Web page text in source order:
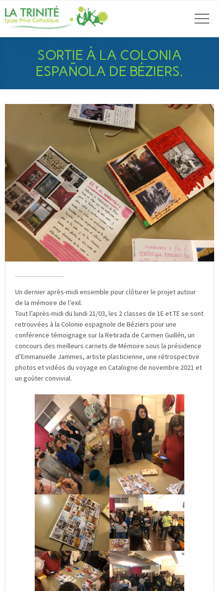
SORTIE À LA COLONIA
ESPAÑOLA DE BÉZIERS.
Un dernier après-midi ensemble pour clôturer le projet autour
de la mémoire de l’exil.
Tout l’après-midi du lundi 21/03, les 2 classes de 1E et TE se sont
retrouvées à la Colonie espagnole de Béziers pour une
conférence témoignage sur la Retirada de Carmen Guillén, un
concours des meilleurs carnets de Mémoire sous la présidence
d’Emmanuelle Jammes, artiste plasticienne, une rétrospective
photos et vidéos du voyage en Catalogne de novembre 2021 et
un goûter convivial.